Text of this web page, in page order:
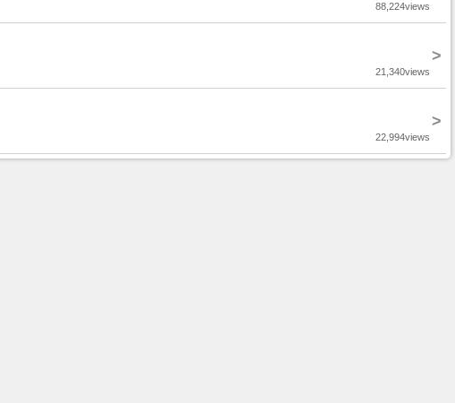
88,224views
>
21,340views
>
22,994views